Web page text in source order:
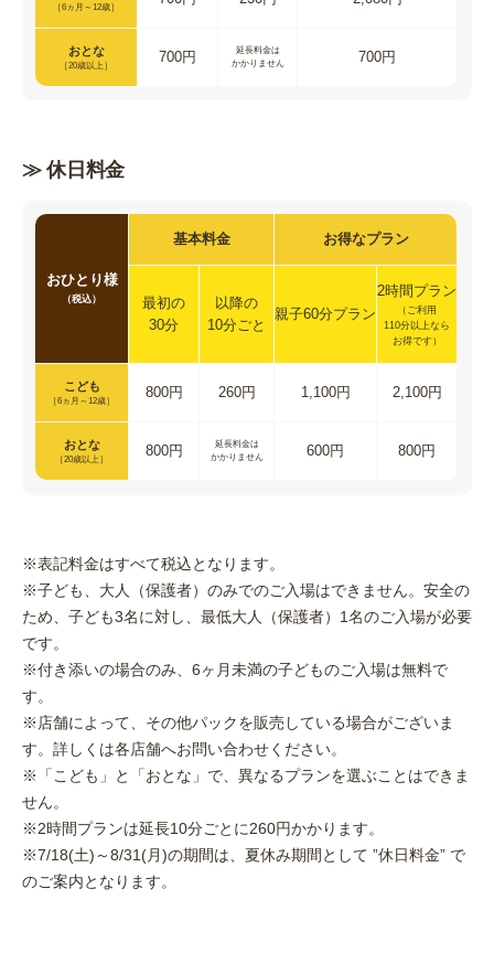
［6ヵ月～12歳］
おとな
［20歳以上］
700円
延長料金は
かかりません
700円
≫ 休日料金
おひとり様
（税込）
基本料金 お得なプラン
最初の
30分
以降の
10分ごと
親子60分プラン
2時間プラン
（ご利用
110分以上なら
お得です）
こども
［6ヵ月～12歳］
800円 260円 1,100円 2,100円
おとな
［20歳以上］
800円
延長料金は
かかりません
600円 800円
※表記料金はすべて税込となります。
※子ども、大人（保護者）のみでのご入場はできません。安全の
ため、子ども3名に対し、最低大人（保護者）1名のご入場が必要
です。
※付き添いの場合のみ、6ヶ月未満の子どものご入場は無料で
す。
※店舗によって、その他パックを販売している場合がございま
す。詳しくは各店舗へお問い合わせください。
※「こども」と「おとな」で、異なるプランを選ぶことはできま
せん。
※2時間プランは延長10分ごとに260円かかります。
※7/18(土)～8/31(月)の期間は、夏休み期間として ”休日料金” で
のご案内となります。